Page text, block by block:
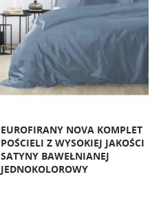
EUROFIRANY NOVA KOMPLET
POŚCIELI Z WYSOKIEJ JAKOŚCI
SATYNY BAWEŁNIANEJ
JEDNOKOLOROWY